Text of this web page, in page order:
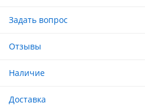
Задать вопрос
Отзывы
Наличие
Доставка